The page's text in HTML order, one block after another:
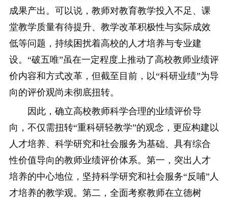
成果产出。可以说，教师对教育教学投入不足、课
堂教学质量有待提升、教学改革积极性与实际成效
低等问题，持续困扰着高校的人才培养与专业建
设。“破五唯”虽在一定程度上推动了高校教师业绩评
价内容和方式改革，但截至目前，以“科研业绩”为导
向的评价观尚未彻底扭转。
因此，确立高校教师科学合理的业绩评价导
向，不仅需扭转“重科研轻教学”的观念，更应构建以
人才培养、科学研究和社会服务为基础、具有综合
性价值导向的教师业绩评价体系。第一，突出人才
培养的中心地位，坚持科学研究和社会服务“反哺”人
才培养的教学观。第二，全面考察教师在立德树